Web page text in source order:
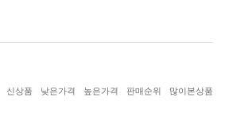
신상품 낮은가격 높은가격 판매순위 많이본상품